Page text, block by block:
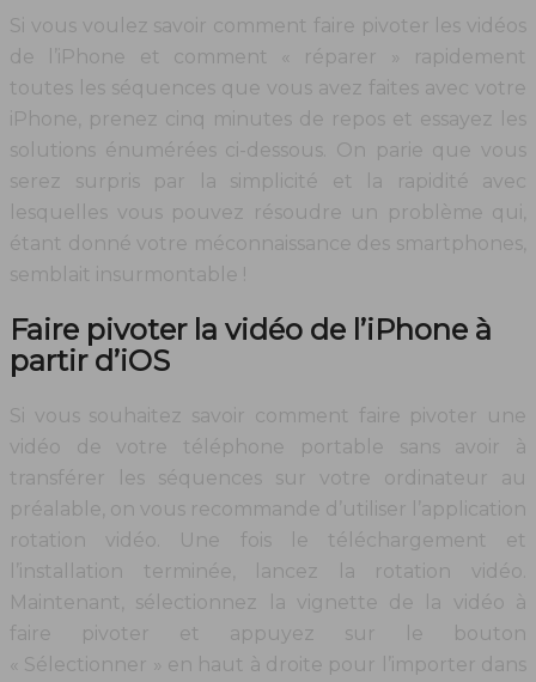
Si vous voulez savoir comment faire pivoter les vidéos
de l’iPhone et comment « réparer » rapidement
toutes les séquences que vous avez faites avec votre
iPhone, prenez cinq minutes de repos et essayez les
solutions énumérées ci-dessous. On parie que vous
serez surpris par la simplicité et la rapidité avec
lesquelles vous pouvez résoudre un problème qui,
étant donné votre méconnaissance des smartphones,
semblait insurmontable !
Faire pivoter la vidéo de l’iPhone à
partir d’iOS
Si vous souhaitez savoir comment faire pivoter une
vidéo de votre téléphone portable sans avoir à
transférer les séquences sur votre ordinateur au
préalable, on vous recommande d’utiliser l’application
rotation vidéo. Une fois le téléchargement et
l’installation terminée, lancez la rotation vidéo.
Maintenant, sélectionnez la vignette de la vidéo à
faire pivoter et appuyez sur le bouton
« Sélectionner » en haut à droite pour l’importer dans